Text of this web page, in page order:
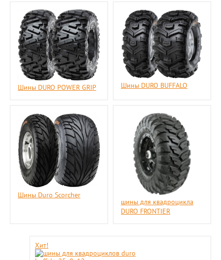
Шины DURO POWER GRIP Шины DURO BUFFALO
Шины Duro Scorcher
шины для квадроцикла
DURO FRONTIER
Хит!